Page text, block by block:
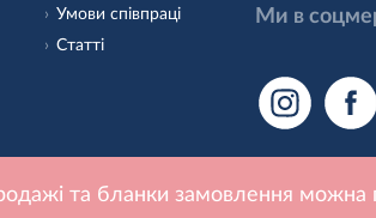
та бланки замовлення можна
Умови співпраці
Статті
Ми в